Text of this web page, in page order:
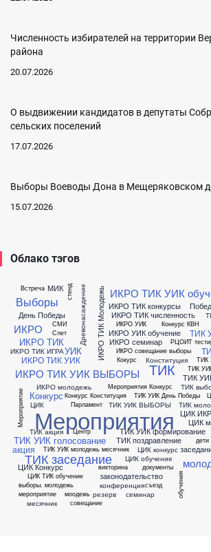
Численность избирателей на территории
района
20.07.2026
О выдвижении кандидатов в депутаты
сельских поселений
17.07.2026
Выборы Воеводы Дона в Мещеряковском
15.07.2026
Облако тэгов
Встреча
Выборы
День Победы Древонасаждение
ИКРО
ИКРО ТИК
ИКРО ТИК ИГРА ИКРО ТИК Молодежь
ИКРО ТИК УИК
ИКРО ТИК УИК ВЫБОРЫ
ИКРО ТИК УИК
ИКРО ТИК конкурсы
ИКРО ТИК численность
ИКРО УИК
ИКРО УИК обучение
ИКРО молодежь
ИКРО семинар
ИКРО совещание выборы
Кокурс
Конкурс
Конкурс КВН
Конкурс Конституция
Конституция
МИК
Мероприятие Мероприятия
Мероприятия Конкурс
Парламент
РЦОИТ
СМИ
Слет
ТИК
ТИК
ТИК УИК ВЫБОРЫ
ТИК УИК День Победы
ТИК УИК голосование
ТИК
ТИК
ТИК УИК молодежь месячник
ТИК
ТИК УИК формирование
ТИК акция
ТИК
ТИК заседание
ТИК
ТИК поздравление
УИК
ЦИК
ЦИК Конкурс
ЦИК
ЦИК ТИК обучение
ЦИК конкурс
ЦИК
ЦИК обучение
Центр
акция
викторина
выборы. молодежь
дети
документы
законодательство
конференция
мероприятие
месячник
моодежь обучения
резерв семинар
совещание
стенд
съезд